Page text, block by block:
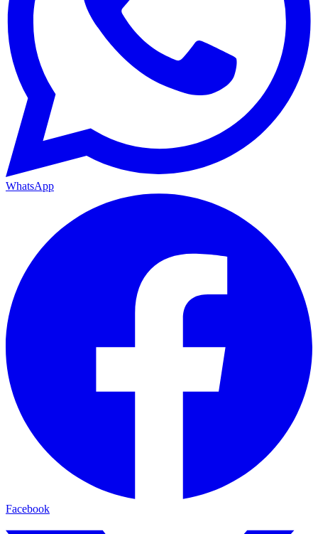
WhatsApp
Facebook